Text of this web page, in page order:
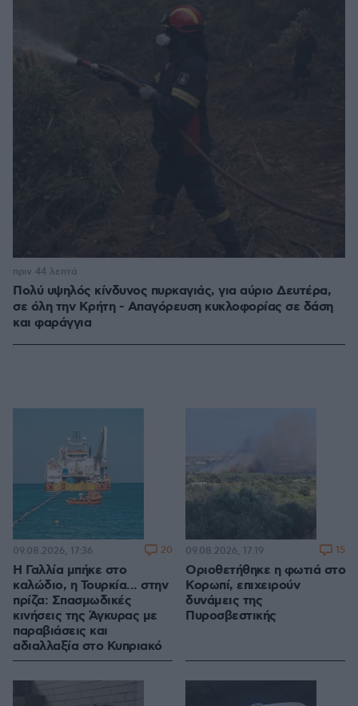
Πολύ υψηλός κίνδυνος πυρκαγιάς, για αύριο Δευτέρα,
σε όλη την Κρήτη - Απαγόρευση κυκλοφορίας σε δάση
και φαράγγια
πριν 44 λεπτά
Η Γαλλία μπήκε στο
καλώδιο, η Τουρκία... στην
πρίζα: Σπασμωδικές
κινήσεις της Άγκυρας με
παραβιάσεις και
αδιαλλαξία στο Κυπριακό
09.08.2026, 17:36 20
Οριοθετήθηκε η φωτιά στο
Κορωπί, επιχειρούν
δυνάμεις της
Πυροσβεστικής
09.08.2026, 17:19 15